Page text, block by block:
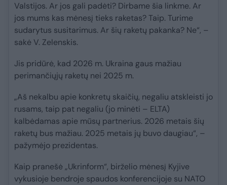
Valstijos. Ar jos gali padėti? Dirbame šia linkme. Ar
jos mums kas mėnesį tieks raketas? Taip. Turime
sudarytus susitarimus. Ar šių raketų pakanka? Ne“, –
sakė V. Zelenskis.
Jis pridūrė, kad 2026 m. Ukraina gaus mažiau
perimančiųjų raketų nei 2025 m.
„Aš nekalbu apie konkretų skaičių, negaliu atskleisti jo
rusams, taip pat negaliu (jo minėti – ELTA)
kalbėdamas apie mūsų partnerius. 2026 metais šių
raketų bus mažiau. 2025 metais jų buvo daugiau“, –
pažymėjo prezidentas.
Kaip pranešė „Ukrinform“, birželio mėnesį Kyjive
vykusioje bendroje spaudos konferencijoje su NATO